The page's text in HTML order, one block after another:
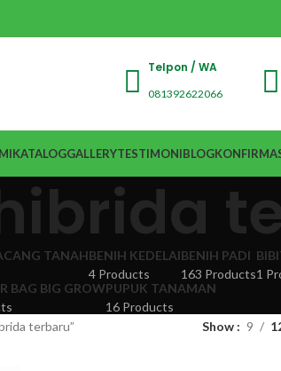
Telpon / WA
081392622066
KATALOGGALLERYTESTIMONIBLOG
TANAHBENIH KEDELAI
4 Products
BENIH PADI
163 Products1
BAG BIG GROWPUPUK TANAMAN
16 Products
terbaru” Show 9